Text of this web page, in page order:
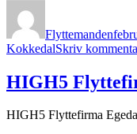
Flyttemanden
KokkedalSkriv
HIGH5
HIGH5 Flyttefirma